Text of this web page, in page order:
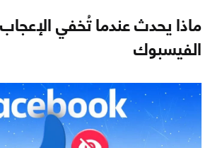
ماذا يحدث عندما تُخفي
الفيسبوك